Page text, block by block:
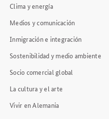
Clima y energía
Medios y comunicación
Inmigración e integración
Sostenibilidad y medio ambiente
Socio comercial global
La cultura y el arte
Vivir en Alemania